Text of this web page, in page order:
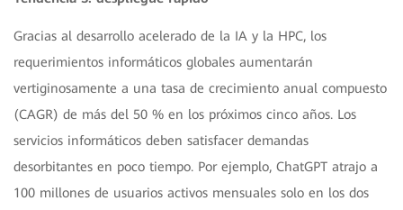
Gracias al desarrollo acelerado de la IA y la HPC, los
requerimientos informáticos globales aumentarán
vertiginosamente a una tasa de crecimiento anual compuesto
(CAGR) de más del 50 % en los próximos cinco años. Los
servicios informáticos deben satisfacer demandas
desorbitantes en poco tiempo. Por ejemplo, ChatGPT atrajo a
100 millones de usuarios activos mensuales solo en los dos